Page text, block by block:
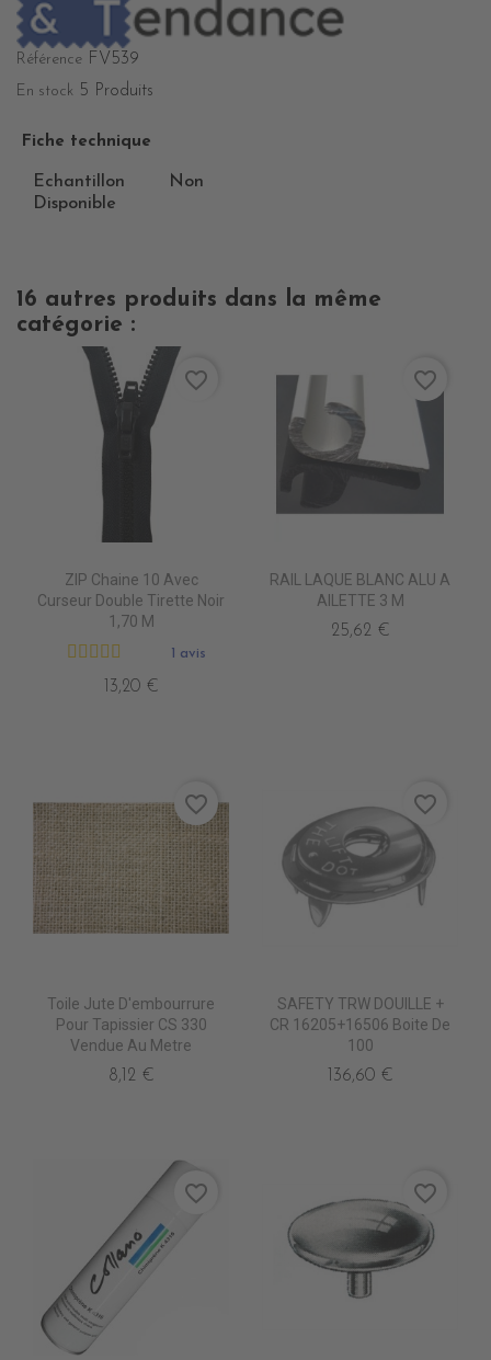
Référence FV539
En stock 5 Produits
Fiche technique
Echantillon
Disponible
Non
16 autres produits dans la même
catégorie :
ZIP Chaine 10 Avec
Curseur Double Tirette Noir
1,70 M
1 avis
13,20 €
favorite_border
RAIL LAQUE BLANC ALU A
AILETTE 3 M
25,62 €
favorite_border
Toile Jute D'embourrure
Pour Tapissier CS 330
Vendue Au Metre
8,12 €
favorite_border
SAFETY TRW DOUILLE +
CR 16205+16506 Boite De
100
136,60 €
favorite_border
favorite_border favorite_border